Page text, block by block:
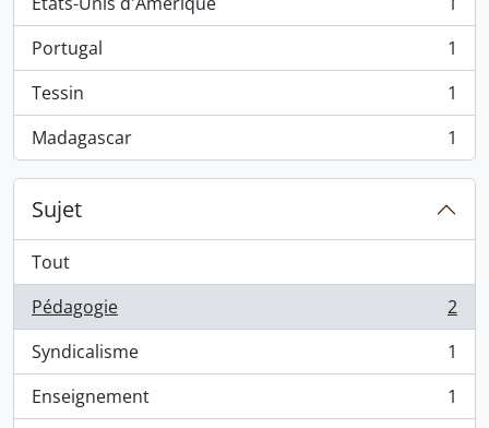
, 1 résultats
Portugal
, 1 résultats
1
Tessin
, 1 résultats
1
Madagascar
, 1 résultats 1
Sujet
Tout
Pédagogie
, 2 résultats
2
Syndicalisme
, 1 résultats
1
Enseignement
, 1 résultats
1